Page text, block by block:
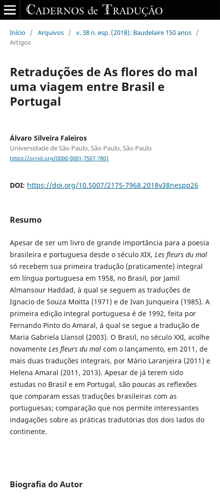
Início / Arquivos / v. 38 n. esp. (2018): Baudelaire 150 anos /
Artigos
Retraduções de As flores do mal
uma viagem entre Brasil e
Portugal
Álvaro Silveira Faleiros
Universidade de São Paulo, São Paulo, São Paulo
https://orcid.org/0000-0001-7507-7801
DOI: https://doi.org/10.5007/2175-7968.2018v38nespp26
Resumo
Apesar de ser um livro de grande importância para a poesia
brasileira e portuguesa desde o século XIX, Les fleurs du mal
só recebem sua primeira tradução (praticamente) integral
em língua portuguesa em 1958, no Brasil, por Jamil
Almansour Haddad, à qual se seguem as traduções de
Ignacio de Souza Moitta (1971) e de Ivan Junqueira (1985). A
primeira edição integral portuguesa é de 1992, feita por
Fernando Pinto do Amaral, à qual se segue a tradução de
Maria Gabriela Llansol (2003). O Brasil, no século XXI, acolhe
novamente Les fleurs du malcom o lançamento, em 2011, de
mais duas traduções integrais, por Mário Laranjeira (2011) e
Helena Amaral (2011, 2013). Apesar de já terem sido
estudas no Brasil e em Portugal, são poucas as reflexões
que comparam essas traduções brasileiras com as
portuguesas; comparação que nos permite interessantes
indagações sobre as práticas tradutórias dos dois lados do
continente.
Biografia do Autor